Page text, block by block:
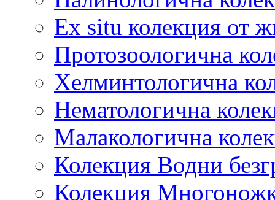
Ex situ колекция от
Протозоологична
Хелминтологична
Нематологична
Малакологична
Колекция Водни
Колекция